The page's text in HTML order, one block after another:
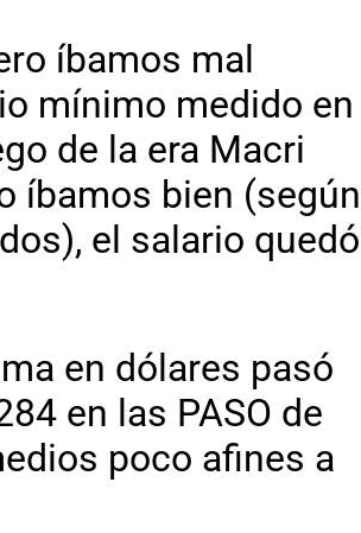
íbamos mal
mínimo medido en
de la era Macri
íbamos bien (según
el salario quedó
en dólares pasó
en las PASO de
poco afines a